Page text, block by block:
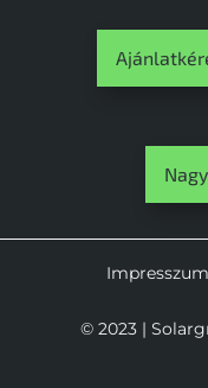
Impresszum
© 2023 |